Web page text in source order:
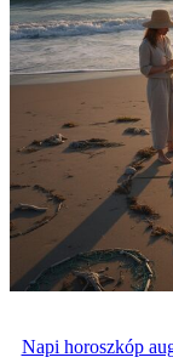
Napi horoszkóp